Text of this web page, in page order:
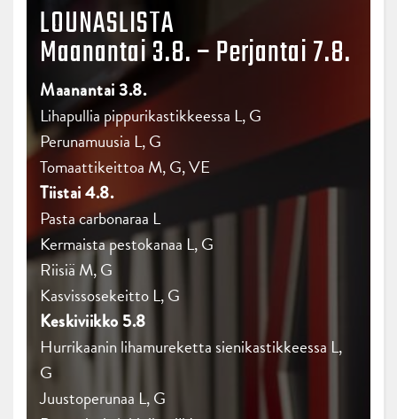
LOUNASLISTA
Maanantai 3.8. – Perjantai 7.8.
Maanantai 3.8.
Lihapullia pippurikastikkeessa L, G
Perunamuusia L, G
Tomaattikeittoa M, G, VE
Tiistai 4.8.
Pasta carbonaraa L
Kermaista pestokanaa L, G
Riisiä M, G
Kasvissosekeitto L, G
Keskiviikko 5.8
Hurrikaanin lihamureketta sienikastikkeessa L,
G
Juustoperunaa L, G